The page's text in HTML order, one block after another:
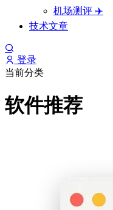
机场测评 ✈️
技术文章
登录
当前分类
软件推荐